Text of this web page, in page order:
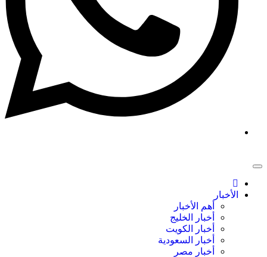
الأخبار
أهم الأخبار
أخبار الخليج
أخبار الكويت
أخبار السعودية
أخبار مصر